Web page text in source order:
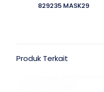
829235 MASK29
Produk Terkait